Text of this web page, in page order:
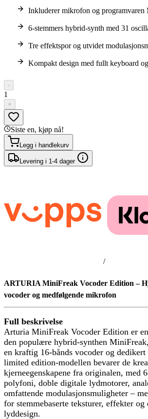
Inkluderer mikrofon og
6-stemmers hybrid-synth med 31
Tre effektspor og utvidet
Kompakt design med fullt keyboard
-
1
+
Siste en, kjøp nå!
Legg i handlekurv
Levering i 1-4 dager
/
ARTURIA MiniFreak Vocoder Edition –
vocoder og medfølgende mikrofon
Full beskrivelse
Arturia MiniFreak Vocoder Edition er
den populære hybrid-synthen
en kraftig 16-bånds vocoder og
limited edition-modellen bevarer de
kjerneegenskapene fra originalen, med
polyfoni, doble digitale lydmotorer,
omfattende modulasjonsmuligheter –
for stemmebaserte teksturer, effekter og
lyddesign.